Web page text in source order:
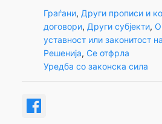
Граѓани, Други прописи и
договори, Други субјекти,
уставност или законитост
Решенија, Се отфрла
Уредба со законска сила